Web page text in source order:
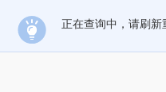
正在查询中，请刷新